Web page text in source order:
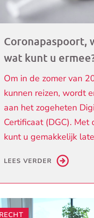
Coronapaspoort,
wat kunt u
Om in de zomer van
kunnen reizen, wordt
aan het zogeheten
Certificaat (DGC).
kunt u gemakkelijk
LEES VERDER
RECHT